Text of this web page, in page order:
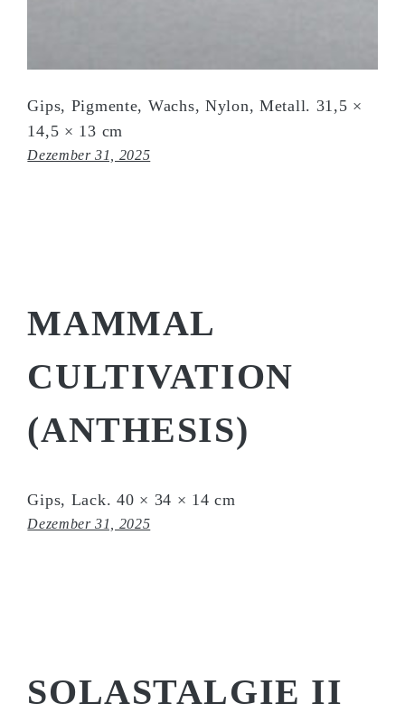
Gips, Pigmente, Wachs, Nylon, Metall. 31,5 ×
14,5 × 13 cm
Dezember 31, 2025
MAMMAL
CULTIVATION
(ANTHESIS)
Gips, Lack. 40 × 34 × 14 cm
Dezember 31, 2025
SOLASTALGIE II